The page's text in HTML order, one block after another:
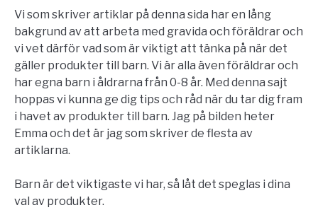
Vi som skriver artiklar på denna sida har en lång
bakgrund av att arbeta med gravida och föräldrar och
vi vet därför vad som är viktigt att tänka på när det
gäller produkter till barn. Vi är alla även föräldrar och
har egna barn i åldrarna från 0-8 år. Med denna sajt
hoppas vi kunna ge dig tips och råd när du tar dig fram
i havet av produkter till barn. Jag på bilden heter
Emma och det är jag som skriver de flesta av
artiklarna.
Barn är det viktigaste vi har, så låt det speglas i dina
val av produkter.